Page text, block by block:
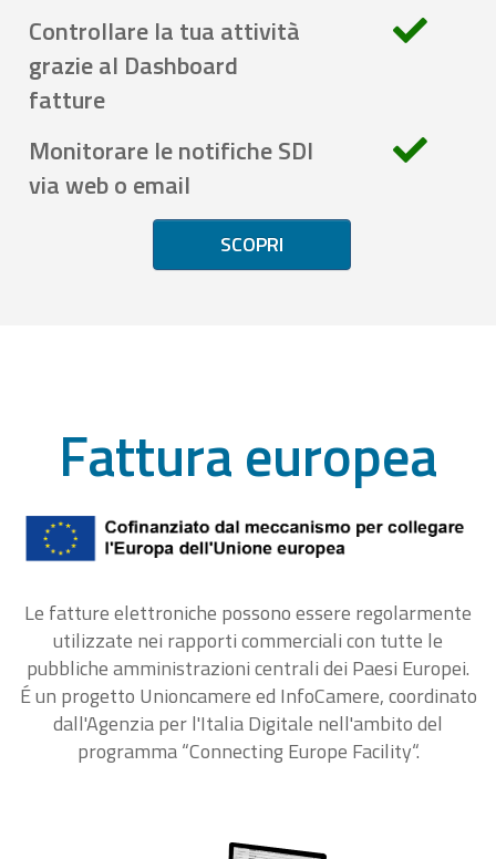
Controllare la tua attività
grazie al Dashboard
fatture
Monitorare le notifiche SDI
via web o email
SCOPRI
Fattura europea
Le fatture elettroniche possono essere regolarmente
utilizzate nei rapporti commerciali con tutte le
pubbliche amministrazioni centrali dei Paesi Europei.
É un progetto Unioncamere ed InfoCamere, coordinato
dall'Agenzia per l'Italia Digitale nell'ambito del
programma “Connecting Europe Facility“.